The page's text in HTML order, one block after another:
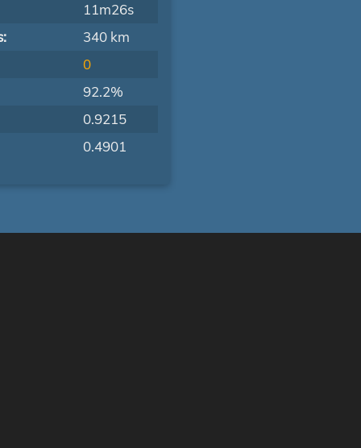
11m26s
340 km
0
92.2%
0.9215
0.4901